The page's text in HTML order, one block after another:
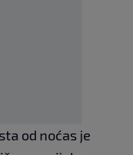
od noćas je